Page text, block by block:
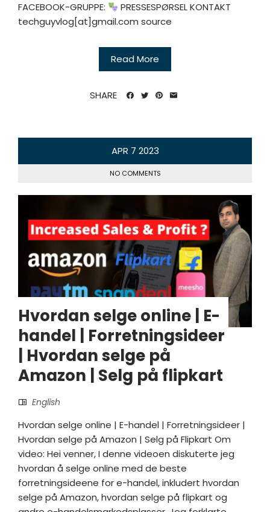
FACEBOOK-GRUPPE:
PRESSESPØRSEL KONTAKT
techguyvlog[at]gmail.com source
Read More
SHARE
APR 7 2023
NO COMMENTS
Hvordan selge online | E-
handel | Forretningsideer
| Hvordan selge på
Amazon | Selg på flipkart
English
Hvordan selge online | E-handel | Forretningsideer |
Hvordan selge på Amazon | Selg på Flipkart Om
video: Hei venner, I denne videoen diskuterte jeg
hvordan å selge online med de beste
forretningsideene for e-handel, inkludert hvordan
selge på Amazon, hvordan selge på flipkart og